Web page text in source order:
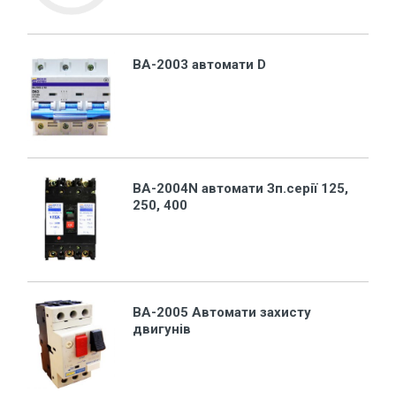
ВА-2003 автомати D
ВА-2004N автомати Зп.серії 125,
250, 400
ВА-2005 Автомати захисту
двигунів